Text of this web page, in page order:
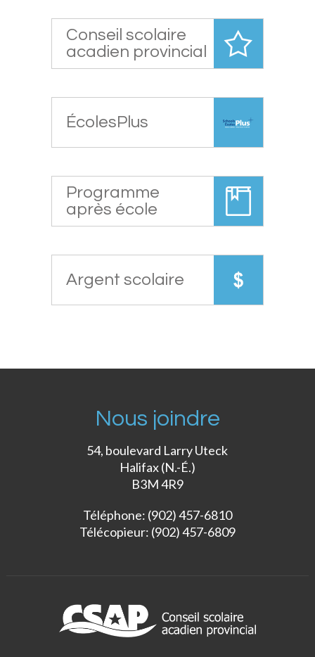
Conseil scolaire
acadien provincial
ÉcolesPlus
Programme
après école
Argent scolaire
Nous joindre
54, boulevard Larry Uteck
Halifax (N.-É.)
B3M 4R9
Téléphone: (902) 457-6810
Télécopieur: (902) 457-6809